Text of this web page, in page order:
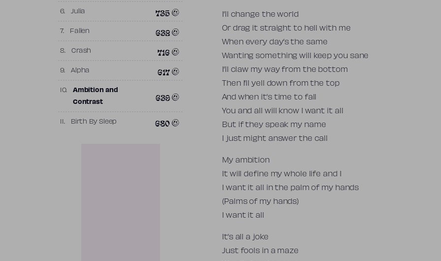
6. Julia 735
7. Fallen 632
8. Crash 716
9. Alpha 617
10.
Ambition and
Contrast
639
11. Birth By Sleep 680
Tekst piosenki
I’ll change the world
Or drag it straight to hell with me
When every day’s the same
Wanting something will keep you sane
I’ll claw my way from the bottom
Then I’ll yell down from the top
And when it’s time to fall
You and all will know I want it all
But if they speak my name
I just might answer the call
My ambition
It will define my whole life and I
I want it all in the palm of my hands
(Palms of my hands)
I want it all
It’s all a joke
Just fools in a maze